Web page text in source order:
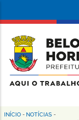
conteúdo
principal
da
Prefeitura
de
INÍCIO - NOTÍCIAS -